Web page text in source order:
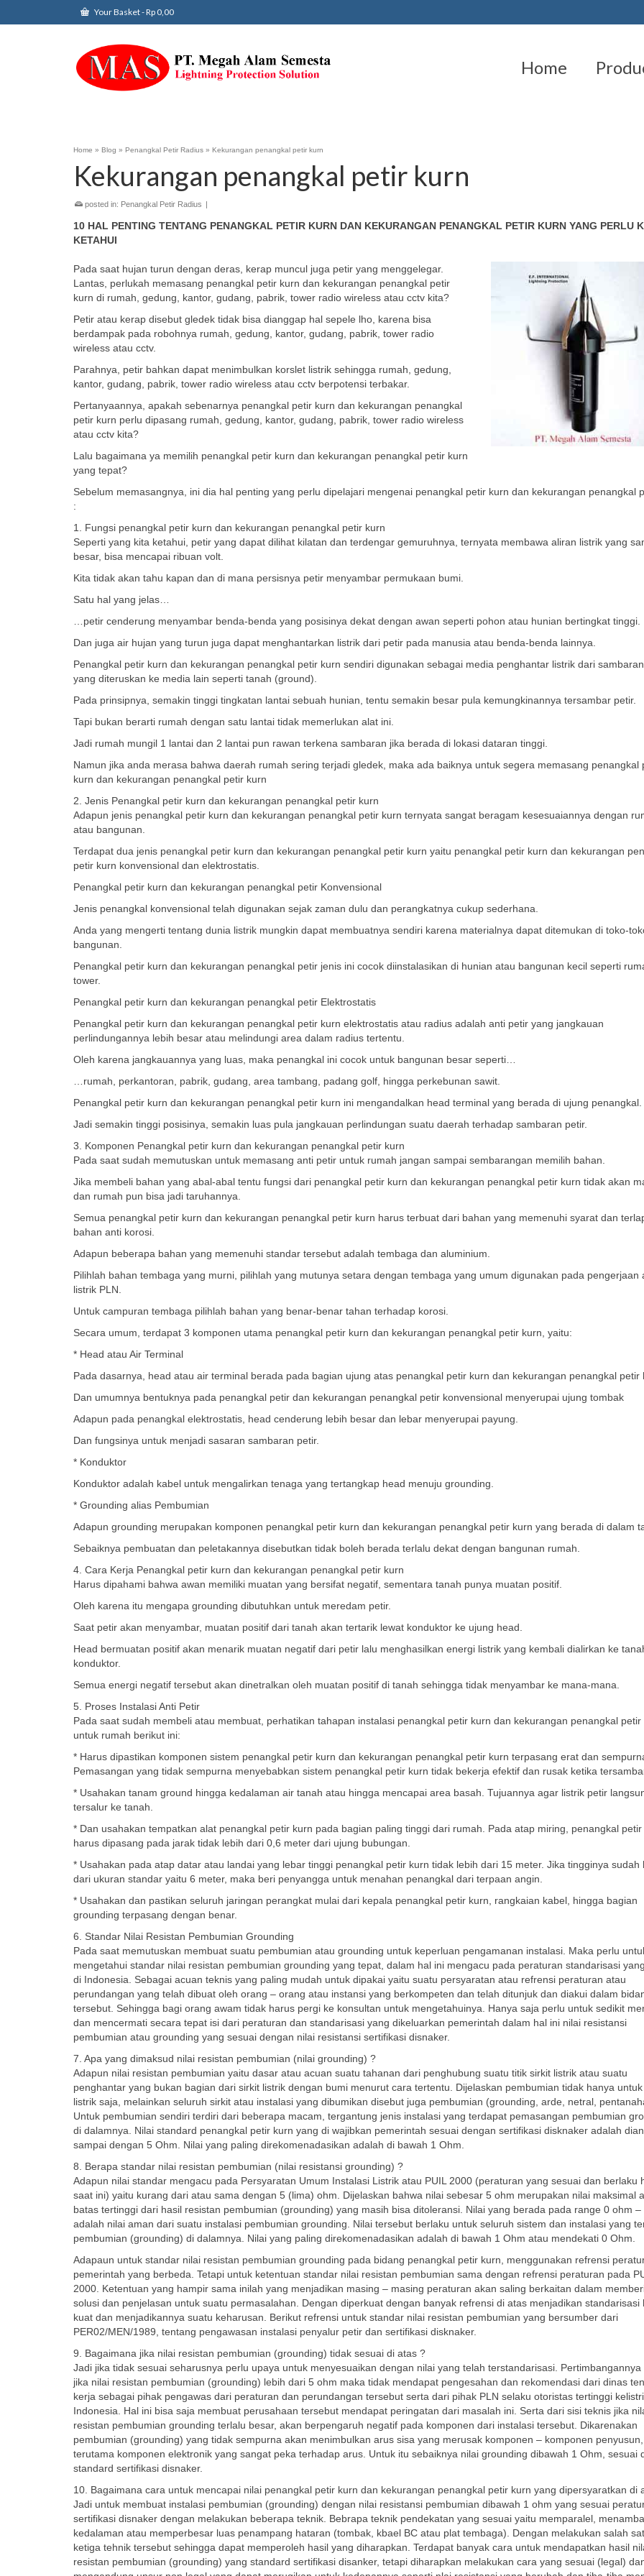
Your Basket-Rp 0,00
Home
Home » Blog » Penangkal Petir Radius » Kekurangan penangkal petir kurn
Kekurangan penangkal petir kurn
posted in: Penangkal Petir Radius |
10 HAL PENTING TENTANG PENANGKAL PETIR KURN DAN KEKURANGAN PENANGKAL PETIR KURN YANG PERLU
KETAHUI
Pada saat hujan turun dengan deras, kerap muncul juga petir yang menggelegar.
Lantas, perlukah memasang penangkal petir kurn dan kekurangan penangkal petir
kurn di rumah, gedung, kantor, gudang, pabrik, tower radio wireless atau cctv kita?
Petir atau kerap disebut gledek tidak bisa dianggap hal sepele lho, karena bisa
berdampak pada robohnya rumah, gedung, kantor, gudang, pabrik, tower radio
wireless atau cctv.
Parahnya, petir bahkan dapat menimbulkan korslet listrik sehingga rumah, gedung,
kantor, gudang, pabrik, tower radio wireless atau cctv berpotensi terbakar.
Pertanyaannya, apakah sebenarnya penangkal petir kurn dan kekurangan penangkal
petir kurn perlu dipasang rumah, gedung, kantor, gudang, pabrik, tower radio wireless
atau cctv kita?
Lalu bagaimana ya memilih penangkal petir kurn dan kekurangan penangkal petir kurn
yang tepat?
Sebelum memasangnya, ini dia hal penting yang perlu dipelajari mengenai penangkal petir kurn dan kekurangan penangkal
:
1. Fungsi penangkal petir kurn dan kekurangan penangkal petir kurn
Seperti yang kita ketahui, petir yang dapat dilihat kilatan dan terdengar gemuruhnya, ternyata membawa aliran listrik yang
besar, bisa mencapai ribuan volt.
Kita tidak akan tahu kapan dan di mana persisnya petir menyambar permukaan bumi.
Satu hal yang jelas…
…petir cenderung menyambar benda-benda yang posisinya dekat dengan awan seperti pohon atau hunian bertingkat tinggi.
Dan juga air hujan yang turun juga dapat menghantarkan listrik dari petir pada manusia atau benda-benda lainnya.
Penangkal petir kurn dan kekurangan penangkal petir kurn sendiri digunakan sebagai media penghantar listrik dari
yang diteruskan ke media lain seperti tanah (ground).
Pada prinsipnya, semakin tinggi tingkatan lantai sebuah hunian, tentu semakin besar pula kemungkinannya tersambar petir.
Tapi bukan berarti rumah dengan satu lantai tidak memerlukan alat ini.
Jadi rumah mungil 1 lantai dan 2 lantai pun rawan terkena sambaran jika berada di lokasi dataran tinggi.
Namun jika anda merasa bahwa daerah rumah sering terjadi gledek, maka ada baiknya untuk segera memasang penangkal
kurn dan kekurangan penangkal petir kurn
2. Jenis Penangkal petir kurn dan kekurangan penangkal petir kurn
Adapun jenis penangkal petir kurn dan kekurangan penangkal petir kurn ternyata sangat beragam kesesuaiannya dengan
atau bangunan.
Terdapat dua jenis penangkal petir kurn dan kekurangan penangkal petir kurn yaitu penangkal petir kurn dan kekurangan
petir kurn konvensional dan elektrostatis.
Penangkal petir kurn dan kekurangan penangkal petir Konvensional
Jenis penangkal konvensional telah digunakan sejak zaman dulu dan perangkatnya cukup sederhana.
Anda yang mengerti tentang dunia listrik mungkin dapat membuatnya sendiri karena materialnya dapat ditemukan di toko-
bangunan.
Penangkal petir kurn dan kekurangan penangkal petir jenis ini cocok diinstalasikan di hunian atau bangunan kecil seperti
tower.
Penangkal petir kurn dan kekurangan penangkal petir Elektrostatis
Penangkal petir kurn dan kekurangan penangkal petir kurn elektrostatis atau radius adalah anti petir yang jangkauan
perlindungannya lebih besar atau melindungi area dalam radius tertentu.
Oleh karena jangkauannya yang luas, maka penangkal ini cocok untuk bangunan besar seperti…
…rumah, perkantoran, pabrik, gudang, area tambang, padang golf, hingga perkebunan sawit.
Penangkal petir kurn dan kekurangan penangkal petir kurn ini mengandalkan head terminal yang berada di ujung penangkal.
Jadi semakin tinggi posisinya, semakin luas pula jangkauan perlindungan suatu daerah terhadap sambaran petir.
3. Komponen Penangkal petir kurn dan kekurangan penangkal petir kurn
Pada saat sudah memutuskan untuk memasang anti petir untuk rumah jangan sampai sembarangan memilih bahan.
Jika membeli bahan yang abal-abal tentu fungsi dari penangkal petir kurn dan kekurangan penangkal petir kurn tidak akan
dan rumah pun bisa jadi taruhannya.
Semua penangkal petir kurn dan kekurangan penangkal petir kurn harus terbuat dari bahan yang memenuhi syarat dan
bahan anti korosi.
Adapun beberapa bahan yang memenuhi standar tersebut adalah tembaga dan aluminium.
Pilihlah bahan tembaga yang murni, pilihlah yang mutunya setara dengan tembaga yang umum digunakan pada pengerjaan
listrik PLN.
Untuk campuran tembaga pilihlah bahan yang benar-benar tahan terhadap korosi.
Secara umum, terdapat 3 komponen utama penangkal petir kurn dan kekurangan penangkal petir kurn, yaitu:
* Head atau Air Terminal
Pada dasarnya, head atau air terminal berada pada bagian ujung atas penangkal petir kurn dan kekurangan penangkal petir
Dan umumnya bentuknya pada penangkal petir dan kekurangan penangkal petir konvensional menyerupai ujung tombak
Adapun pada penangkal elektrostatis, head cenderung lebih besar dan lebar menyerupai payung.
Dan fungsinya untuk menjadi sasaran sambaran petir.
* Konduktor
Konduktor adalah kabel untuk mengalirkan tenaga yang tertangkap head menuju grounding.
* Grounding alias Pembumian
Adapun grounding merupakan komponen penangkal petir kurn dan kekurangan penangkal petir kurn yang berada di dalam
Sebaiknya pembuatan dan peletakannya disebutkan tidak boleh berada terlalu dekat dengan bangunan rumah.
4. Cara Kerja Penangkal petir kurn dan kekurangan penangkal petir kurn
Harus dipahami bahwa awan memiliki muatan yang bersifat negatif, sementara tanah punya muatan positif.
Oleh karena itu mengapa grounding dibutuhkan untuk meredam petir.
Saat petir akan menyambar, muatan positif dari tanah akan tertarik lewat konduktor ke ujung head.
Head bermuatan positif akan menarik muatan negatif dari petir lalu menghasilkan energi listrik yang kembali dialirkan ke
konduktor.
Semua energi negatif tersebut akan dinetralkan oleh muatan positif di tanah sehingga tidak menyambar ke mana-mana.
5. Proses Instalasi Anti Petir
Pada saat sudah membeli atau membuat, perhatikan tahapan instalasi penangkal petir kurn dan kekurangan penangkal petir
untuk rumah berikut ini:
* Harus dipastikan komponen sistem penangkal petir kurn dan kekurangan penangkal petir kurn terpasang erat dan
Pemasangan yang tidak sempurna menyebabkan sistem penangkal petir kurn tidak bekerja efektif dan rusak ketika
* Usahakan tanam ground hingga kedalaman air tanah atau hingga mencapai area basah. Tujuannya agar listrik petir
tersalur ke tanah.
* Dan usahakan tempatkan alat penangkal petir kurn pada bagian paling tinggi dari rumah. Pada atap miring, penangkal petir
harus dipasang pada jarak tidak lebih dari 0,6 meter dari ujung bubungan.
* Usahakan pada atap datar atau landai yang lebar tinggi penangkal petir kurn tidak lebih dari 15 meter. Jika tingginya sudah
dari ukuran standar yaitu 6 meter, maka beri penyangga untuk menahan penangkal dari terpaan angin.
* Usahakan dan pastikan seluruh jaringan perangkat mulai dari kepala penangkal petir kurn, rangkaian kabel, hingga bagian
grounding terpasang dengan benar.
6. Standar Nilai Resistan Pembumian Grounding
Pada saat memutuskan membuat suatu pembumian atau grounding untuk keperluan pengamanan instalasi. Maka perlu
mengetahui standar nilai resistan pembumian grounding yang tepat, dalam hal ini mengacu pada peraturan standarisasi
di Indonesia. Sebagai acuan teknis yang paling mudah untuk dipakai yaitu suatu persyaratan atau refrensi peraturan atau
perundangan yang telah dibuat oleh orang – orang atau instansi yang berkompeten dan telah ditunjuk dan diakui dalam
tersebut. Sehingga bagi orang awam tidak harus pergi ke konsultan untuk mengetahuinya. Hanya saja perlu untuk sedikit
dan mencermati secara tepat isi dari peraturan dan standarisasi yang dikeluarkan pemerintah dalam hal ini nilai resistansi
pembumian atau grounding yang sesuai dengan nilai resistansi sertifikasi disnaker.
7. Apa yang dimaksud nilai resistan pembumian (nilai grounding) ?
Adapun nilai resistan pembumian yaitu dasar atau acuan suatu tahanan dari penghubung suatu titik sirkit listrik atau suatu
penghantar yang bukan bagian dari sirkit listrik dengan bumi menurut cara tertentu. Dijelaskan pembumian tidak hanya
listrik saja, melainkan seluruh sirkit atau instalasi yang dibumikan disebut juga pembumian (grounding, arde, netral,
Untuk pembumian sendiri terdiri dari beberapa macam, tergantung jenis instalasi yang terdapat pemasangan pembumian
di dalamnya. Nilai standard penangkal petir kurn yang di wajibkan pemerintah sesuai dengan sertifikasi disknaker adalah
sampai dengan 5 Ohm. Nilai yang paling direkomenadasikan adalah di bawah 1 Ohm.
8. Berapa standar nilai resistan pembumian (nilai resistansi grounding) ?
Adapun nilai standar mengacu pada Persyaratan Umum Instalasi Listrik atau PUIL 2000 (peraturan yang sesuai dan berlaku
saat ini) yaitu kurang dari atau sama dengan 5 (lima) ohm. Dijelaskan bahwa nilai sebesar 5 ohm merupakan nilai maksimal
batas tertinggi dari hasil resistan pembumian (grounding) yang masih bisa ditoleransi. Nilai yang berada pada range 0 ohm –
adalah nilai aman dari suatu instalasi pembumian grounding. Nilai tersebut berlaku untuk seluruh sistem dan instalasi yang
pembumian (grounding) di dalamnya. Nilai yang paling direkomenadasikan adalah di bawah 1 Ohm atau mendekati 0 Ohm.
Adapaun untuk standar nilai resistan pembumian grounding pada bidang penangkal petir kurn, menggunakan refrensi
pemerintah yang berbeda. Tetapi untuk ketentuan standar nilai resistan pembumian sama dengan refrensi peraturan pada
2000. Ketentuan yang hampir sama inilah yang menjadikan masing – masing peraturan akan saling berkaitan dalam
solusi dan penjelasan untuk suatu permasalahan. Dengan diperkuat dengan banyak refrensi di atas menjadikan standarisasi
kuat dan menjadikannya suatu keharusan. Berikut refrensi untuk standar nilai resistan pembumian yang bersumber dari
PER02/MEN/1989, tentang pengawasan instalasi penyalur petir dan sertifikasi disknaker.
9. Bagaimana jika nilai resistan pembumian (grounding) tidak sesuai di atas ?
Jadi jika tidak sesuai seharusnya perlu upaya untuk menyesuaikan dengan nilai yang telah terstandarisasi. Pertimbangannya
jika nilai resistan pembumian (grounding) lebih dari 5 ohm maka tidak mendapat pengesahan dan rekomendasi dari dinas
kerja sebagai pihak pengawas dari peraturan dan perundangan tersebut serta dari pihak PLN selaku otoristas tertinggi
Indonesia. Hal ini bisa saja membuat perusahaan tersebut mendapat peringatan dari masalah ini. Serta dari sisi teknis jika
resistan pembumian grounding terlalu besar, akan berpengaruh negatif pada komponen dari instalasi tersebut. Dikarenakan
pembumian (grounding) yang tidak sempurna akan menimbulkan arus sisa yang merusak komponen – komponen penyusun,
terutama komponen elektronik yang sangat peka terhadap arus. Untuk itu sebaiknya nilai grounding dibawah 1 Ohm, sesuai
standard sertifikasi disnaker.
10. Bagaimana cara untuk mencapai nilai penangkal petir kurn dan kekurangan penangkal petir kurn yang dipersyaratkan di
Jadi untuk membuat instalasi pembumian (grounding) dengan nilai resistansi pembumian dibawah 1 ohm yang sesuai
sertifikasi disnaker dengan melakukan beberapa teknik. Bebrapa teknik pendekatan yang sesuai yaitu memparalel,
kedalaman atau memperbesar luas penampang hataran (tombak, kbael BC atau plat tembaga). Dengan melakukan salah
ketiga tehnik tersebut sehingga dapat memperoleh hasil yang diharapkan. Terdapat banyak cara untuk mendapatkan hasil
resistan pembumian (grounding) yang standard sertifikasi disanker, tetapi diharapkan melakukan cara yang sesuai (legal)